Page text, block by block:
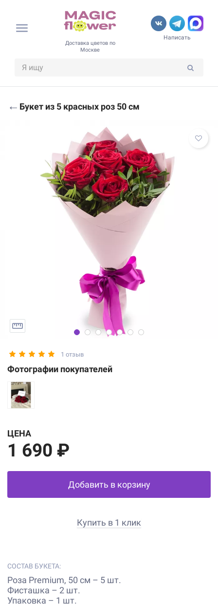
Доставка цветов по
Москве
Написать
← Букет из 5 красных роз 50 см
1 отзыв
Фотографии покупателей
ЦЕНА
1 690 ₽
Добавить в корзину
Купить в 1 клик
СОСТАВ БУКЕТА:
Роза Premium, 50 см – 5 шт.
Фисташка – 2 шт.
Упаковка – 1 шт.